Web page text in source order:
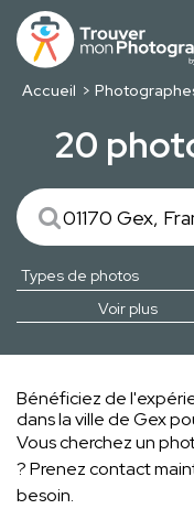
Accueil
20
Voir plus
Bénéficiez de
dans la ville de Gex
Vous cherchez un
? Prenez contact
besoin.